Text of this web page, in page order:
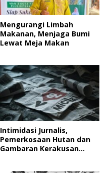
Mengurangi Limbah
Makanan, Menjaga Bumi
Lewat Meja Makan
Intimidasi Jurnalis,
Pemerkosaan Hutan dan
Gambaran Kerakusan